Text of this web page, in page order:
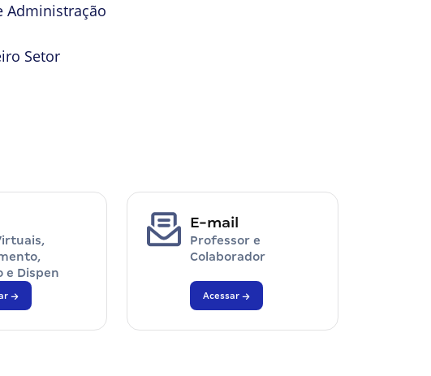
Administração
Setor
e Dispen
E-mail
Professor e
Colaborador
Acessar